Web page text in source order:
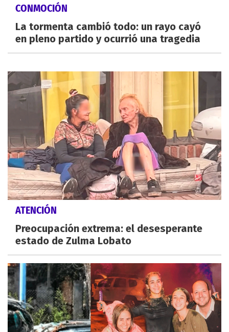
CONMOCIÓN
La tormenta cambió todo: un rayo cayó
en pleno partido y ocurrió una tragedia
ATENCIÓN
Preocupación extrema: el desesperante
estado de Zulma Lobato